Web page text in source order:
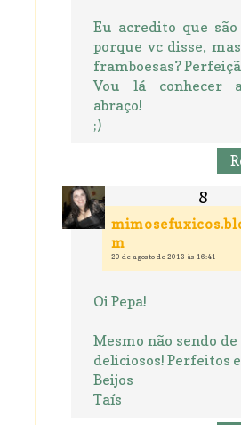
Eu acredito que são
porque vc disse,
framboesas?
Vou lá conhecer a
abraço!
;)
m
20 de agosto de 2013 às 16:41
Oi Pepa!
Mesmo não sendo
deliciosos! Perfeitos
Beijos
Taís